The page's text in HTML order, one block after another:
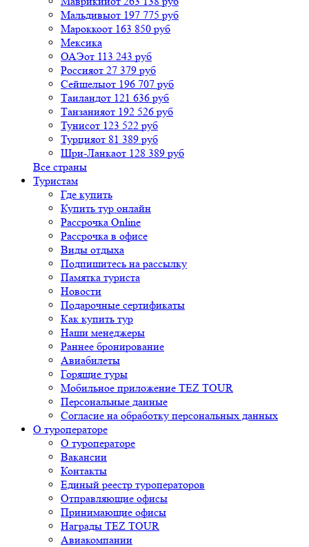
Мальдивыот 197 775 руб
Мароккоот 163 850 руб
Мексика
ОАЭот 113 243 руб
Россияот 27 379 руб
Сейшелыот 196 707 руб
Таиландот 121 636 руб
Танзанияот 192 526 руб
Тунисот 123 522 руб
Турцияот 81 389 руб
Шри-Ланкаот 128 389 руб
Все страны
Туристам
Где купить
Купить тур онлайн
Рассрочка Online
Рассрочка в офисе
Виды отдыха
Подпишитесь на рассылку
Памятка туриста
Новости
Подарочные сертификаты
Как купить тур
Наши менеджеры
Раннее бронирование
Авиабилеты
Горящие туры
Мобильное приложение TEZ TOUR
Персональные данные
Согласие на обработку персональных данных
О туроператоре
О туроператоре
Вакансии
Контакты
Единый реестр туроператоров
Отправляющие офисы
Принимающие офисы
Награды TEZ TOUR
Авиакомпании